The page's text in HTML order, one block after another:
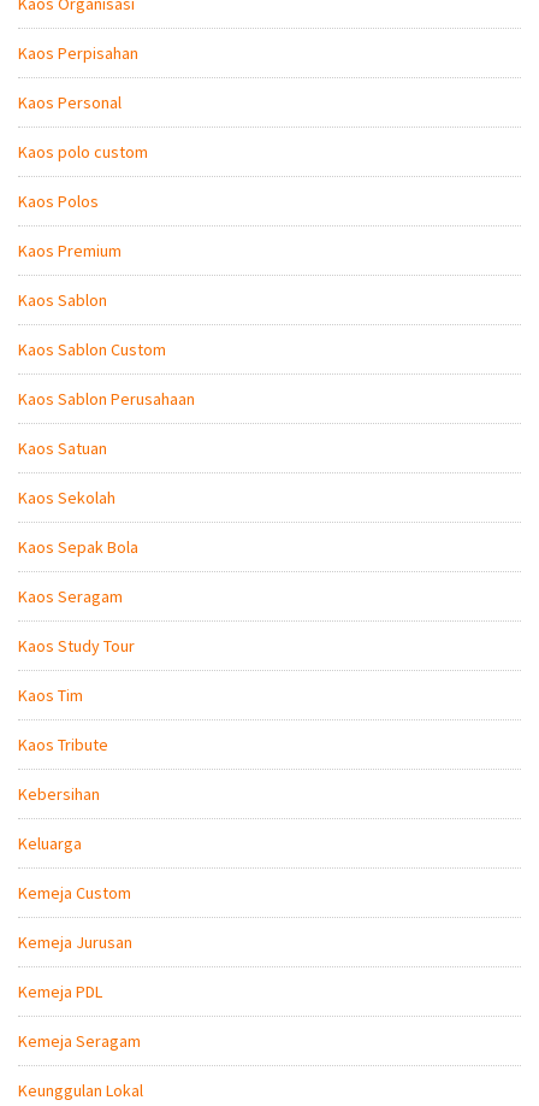
Kaos Perpisahan
Kaos Personal
Kaos polo custom
Kaos Polos
Kaos Premium
Kaos Sablon
Kaos Sablon Custom
Kaos Sablon Perusahaan
Kaos Satuan
Kaos Sekolah
Kaos Sepak Bola
Kaos Seragam
Kaos Study Tour
Kaos Tim
Kaos Tribute
Kebersihan
Keluarga
Kemeja Custom
Kemeja Jurusan
Kemeja PDL
Kemeja Seragam
Keunggulan Lokal